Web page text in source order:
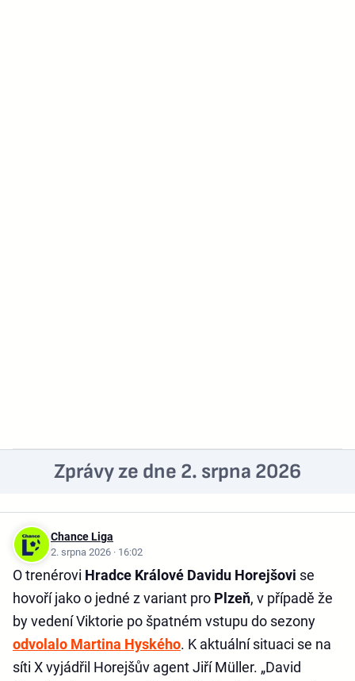
Zprávy ze dne 2. srpna 2026
Chance Liga
2. srpna 2026 · 16:02
O trenérovi Hradce Králové Davidu Horejšovi se
hovoří jako o jedné z variant pro Plzeň, v případě že
by vedení Viktorie po špatném vstupu do sezony
odvolalo Martina Hyského. K aktuální situaci se na
síti X vyjádřil Horejšův agent Jiří Müller. „David